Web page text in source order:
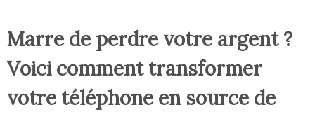
Marre de perdre votre argent ?
Voici comment transformer
votre téléphone en source de